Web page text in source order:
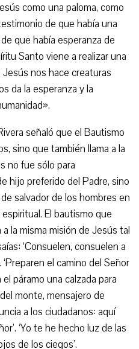
como una paloma, como
de que había una
que había esperanza de
Santo viene a realizar una
nos hace creaturas
da la esperanza y la
señaló que el Bautismo
sino que también llama a la
no fue sólo para
hijo preferido del Padre, sino
salvador de los hombres en
El bautismo que
la misma misión de Jesús tal
‘Consuelen, consuelen a
el camino del Señor
páramo una calzada para
monte, mensajero de
a los ciudadanos: aquí
‘Yo te he hecho luz de las
de los ciegos’.